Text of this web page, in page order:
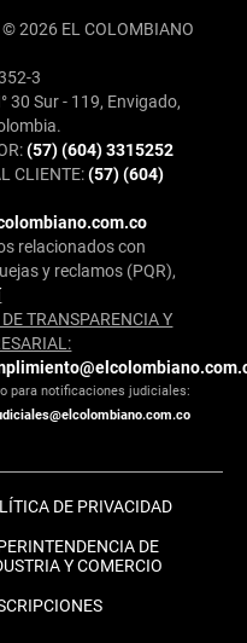
© 2026 EL COLOMBIANO
3
30 Sur - 119, Envigado,
(57) (604) 3315252
CLIENTE:(57) (604)
relacionados con
y reclamos (PQR),
TRANSPARENCIA Y
para notificaciones judiciales:
DE PRIVACIDAD
DE
Y COMERCIO